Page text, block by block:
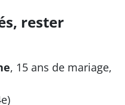
rester
, 15 ans de mariage,